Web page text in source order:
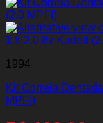
1994
Kit Correia
MPFI)